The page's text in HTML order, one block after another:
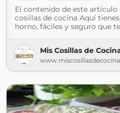
El contenido de este
cosillas de cocina Aquí
horno, fáciles y seguro que
Mis Cosillas de